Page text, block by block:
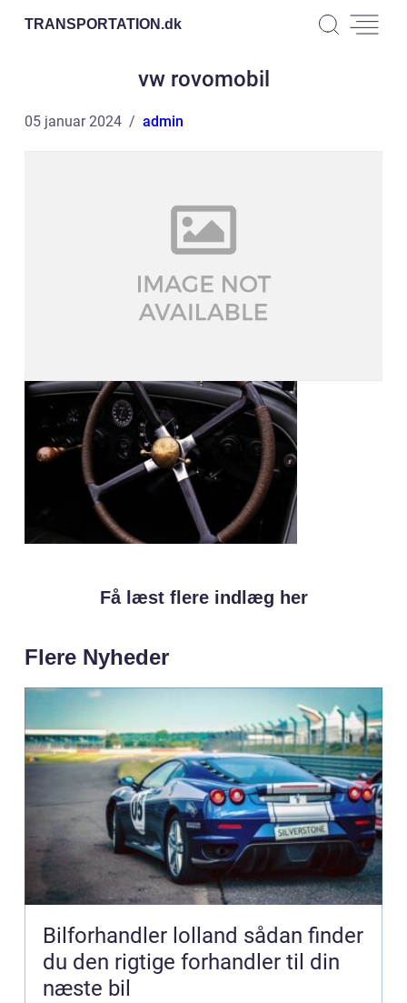
TRANSPORTATION.dk
vw rovomobil
05 januar 2024 admin
Få læst flere indlæg her
Flere Nyheder
Bilforhandler lolland sådan finder
du den rigtige forhandler til din
næste bil